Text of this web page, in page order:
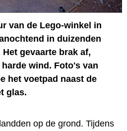
van de Lego-winkel in
in duizenden
gevaarte brak af,
wind. Foto's van
het voetpad naast de
glas.
op de grond. Tijdens